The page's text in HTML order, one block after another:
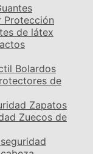
Protección
de látex
Bolardos
de
Zapatos
Zuecos de